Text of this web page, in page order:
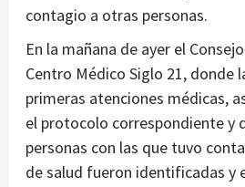
contagio a otras personas.
En la mañana de ayer el
Centro Médico Siglo 21, donde
primeras atenciones médicas,
el protocolo correspondiente y
personas con las que tuvo
de salud fueron identificadas y